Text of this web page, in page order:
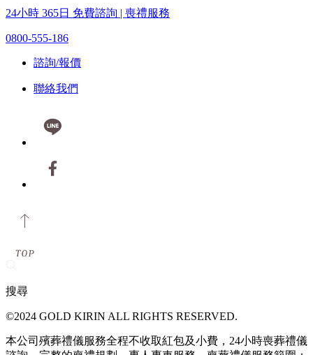
24小時 365日 免費諮詢 | 喪禮服務
0800-555-186
諮詢/報價
聯絡我們
搜尋
©2024 GOLD KIRIN ALL RIGHTS RESERVED.
本公司殯葬禮儀服務全程不收取紅包及小費，24小時喪葬禮儀